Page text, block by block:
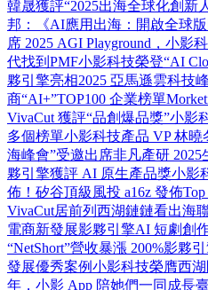
韓晟獲評“2025出海全球化創新
邦：《AI應用出海：開啟全球
席 2025 AGI Playground，小影
代找到PMF小影科技榮登“AI
夥引擎亮相2025 亞馬遜雲科技
商“AI+”TOP100 企業榜單
VivaCut 獲評“品創爆品獎”小影
多個榜單小影科技產品 VP 林曉
海峰會”受邀出席非凡產研
夥引擎獲評 AI 原生產品獎小影
佈！ 矽谷頂級風投 a16z 發佈
VivaCut居前列 西湖鏈鏈看出海
電商新發展影夥引擎AI 短劇創
“NetShort”營收暴漲 200%影夥
發展優秀案例小影科技榮膺西
年，小影 App 陪她們一同成長